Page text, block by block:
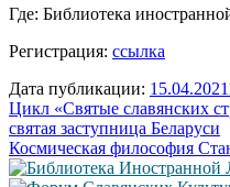
Где: Библиотека
Регистрация: ссылка
Дата публикации: 15.04.2021
Навигация
по
записям
Цикл «Святые славянских
святая заступница Беларуси
Космическая философия